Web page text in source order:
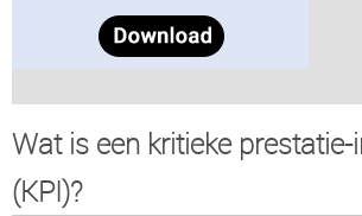
Wat is een kritieke
(KPI)?